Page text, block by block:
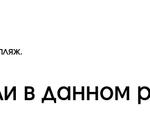
в данном